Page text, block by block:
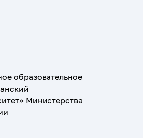
образовательное
Министерства